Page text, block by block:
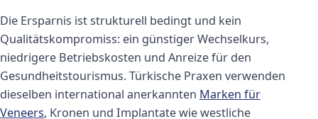
Die Ersparnis ist strukturell bedingt und kein
Qualitätskompromiss: ein günstiger Wechselkurs,
niedrigere Betriebskosten und Anreize für den
Gesundheitstourismus. Türkische Praxen verwenden
dieselben international anerkannten Marken für
Veneers, Kronen und Implantate wie westliche